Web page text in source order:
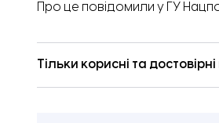
Про це повідомили у ГУ
Тільки корисні та